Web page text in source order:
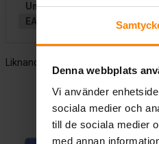
Denna webbplats
Vi använder
sociala medier och
till de sociala medier
med annan
Underhållsfritt:JA
EAN:
3661024046084
Liknande produkter och/eller